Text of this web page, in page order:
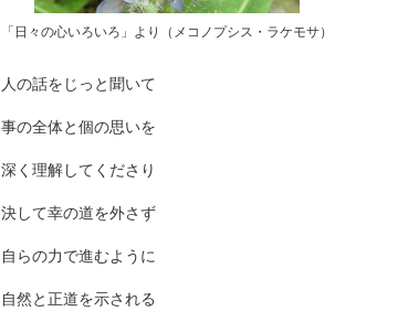
「日々の心いろいろ」より（メコノプシス・ラケモサ）
人の話をじっと聞いて
事の全体と個の思いを
深く理解してくださり
決して幸の道を外さず
自らの力で進むように
自然と正道を示される